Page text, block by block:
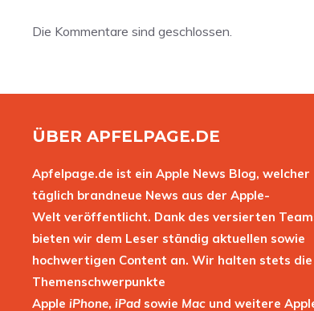
Die Kommentare sind geschlossen.
ÜBER APFELPAGE.DE
Apfelpage.de ist ein Apple News Blog, welcher
täglich brandneue News aus der Apple-
Welt veröffentlicht. Dank des versierten
bieten wir dem Leser ständig aktuellen sowie
hochwertigen Content an. Wir halten stets die
Themenschwerpunkte
Apple iPhone, iPad sowie Mac und weitere